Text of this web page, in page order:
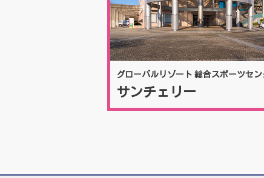
グローバルリゾート 総合スポーツセ
サンチェリー